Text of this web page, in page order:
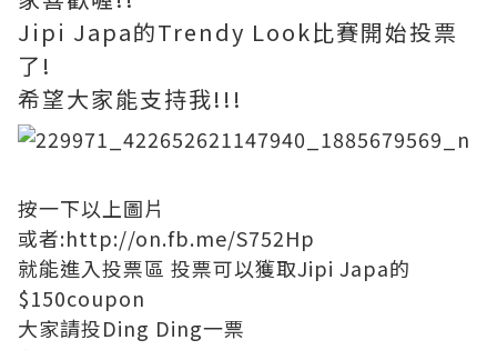
Jipi Japa的Trendy Look比賽開始投票
了!
希望大家能支持我!!!
按一下以上圖片
或者:http://on.fb.me/S752Hp
就能進入投票區 投票可以獲取Jipi Japa的
$150coupon
大家請投Ding Ding一票